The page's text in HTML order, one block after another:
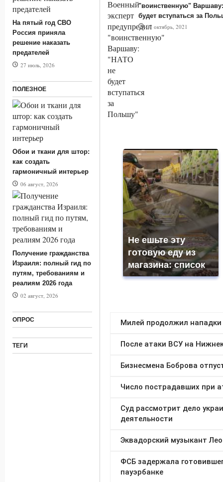
"воинственную"
будет вступаться за
07 октябрь, 2021
Не ешьте эту
готовую еду из
магазина: список
На пятый год СВО
Россия приняла
решение наказать
предателей
27 июль, 2026
ПОЛЕЗНОЕ
Обои и ткани для штор:
как создать
гармоничный интерьер
06 август, 2026
Получение гражданства
Израиля: полный гид по
путям, требованиям и
реалиям 2026 года
02 август, 2026
ОПРОС
ТЕГИ